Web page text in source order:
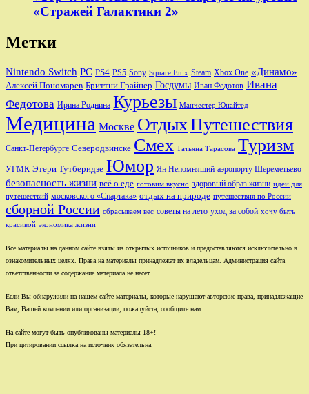
«Стражей Галактики 2»
Метки
Nintendo Switch PC PS4 PS5 Sony Square Enix Steam Xbox One «Динамо»
Алексей Пономарев Бриттни Грайнер Госдумы Иван Федотов Ивана
Федотова Ирина Роднина Курьезы Манчестер Юнайтед
Медицина Москве ОтдыхПутешествия
Санкт-Петербурге Северодвинске Смех Татьяна Тарасова Туризм
УГМК Этери Тутберидзе Юмор Ян Непомнящий аэропорту Шереметьево
безопасность жизни всё о еде готовим вкусно здоровый образ жизни идеи для
путешествий московского «Спартака» отдых на природе путешествия по России
сборной России сбрасываем вес советы на лето уход за собой хочу быть
красивой экономика жизни
Все материалы на данном сайте взяты из открытых источников и предоставляются исключительно в
ознакомительных целях. Права на материалы принадлежат их владельцам. Администрация сайта
ответственности за содержание материала не несет.
Если Вы обнаружили на нашем сайте материалы, которые нарушают авторские права, принадлежащие
Вам, Вашей компании или организации, пожалуйста, сообщите нам.
На сайте могут быть опубликованы материалы 18+!
При цитировании ссылка на источник обязательна.